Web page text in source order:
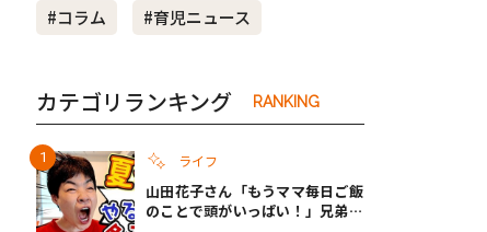
#コラム
#育児ニュース
カテゴリランキング RANKING
ライフ
山田花子さん「もうママ毎日ご飯
のことで頭がいっぱい！」兄弟夏